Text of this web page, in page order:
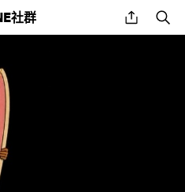
社群 share